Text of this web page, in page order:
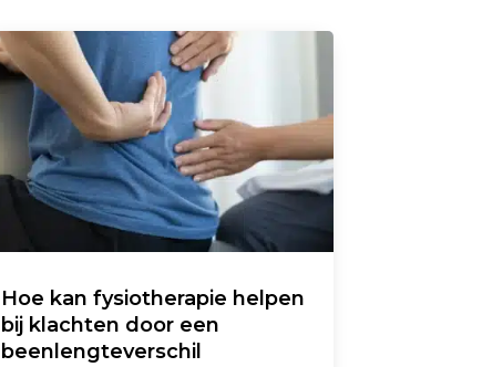
Hoe kan fysiotherapie helpen
bij klachten door een
beenlengteverschil